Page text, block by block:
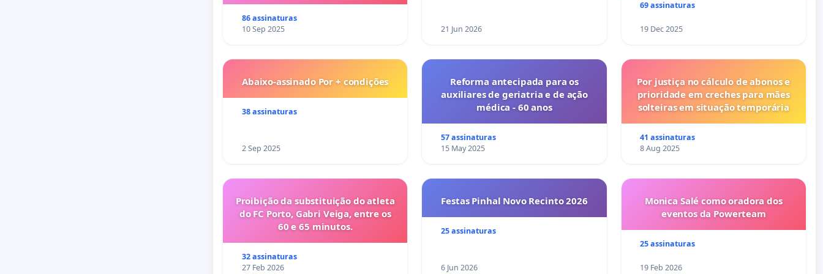
86 assinaturas
10 Sep 2025
21 Jun 2026
69 assinaturas
19 Dec 2025
Abaixo-assinado Por + condições
38 assinaturas
2 Sep 2025
Reforma antecipada para os
auxiliares de geriatria e de ação
médica - 60 anos
57 assinaturas
15 May 2025
Por justiça no cálculo de abonos e
prioridade em creches para mães
solteiras em situação temporária
41 assinaturas
8 Aug 2025
Proibição da substituição do atleta
do FC Porto, Gabri Veiga, entre os
60 e 65 minutos.
32 assinaturas
27 Feb 2026
Festas Pinhal Novo Recinto 2026
25 assinaturas
6 Jun 2026
Monica Salé como oradora dos
eventos da Powerteam
25 assinaturas
19 Feb 2026